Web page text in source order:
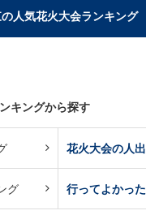
人気花火大会ランキング
キングから探す
花火大会の人出
グ 行ってよかった